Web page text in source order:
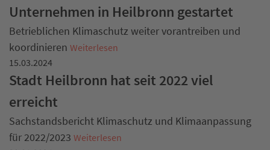
Unternehmen in Heilbronn gestartet
Betrieblichen Klimaschutz weiter vorantreiben und
koordinieren Weiterlesen
15.03.2024
Stadt Heilbronn hat seit 2022 viel
erreicht
Sachstandsbericht Klimaschutz und Klimaanpassung
für 2022/2023 Weiterlesen